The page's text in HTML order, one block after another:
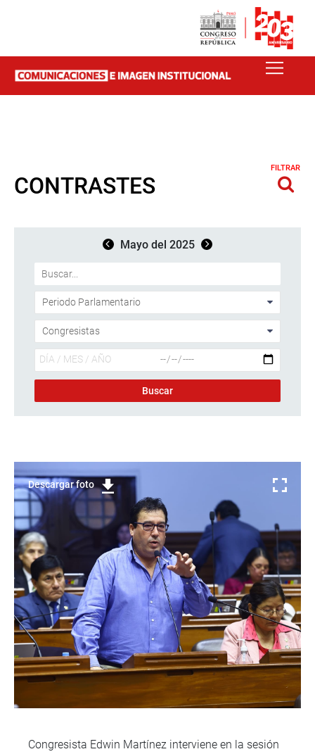
CONTRASTES
FILTRAR
Mayo del 2025
Descargar foto
Congresista Edwin Martínez interviene en la sesión